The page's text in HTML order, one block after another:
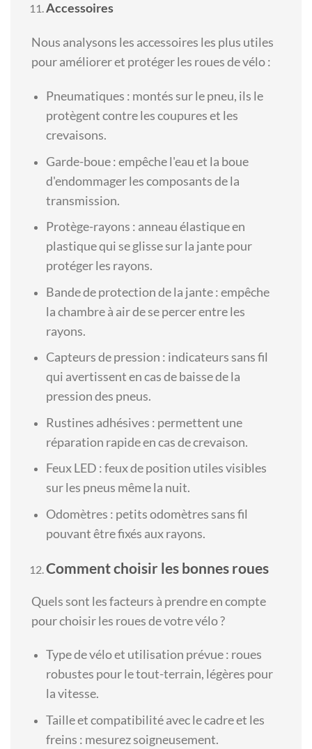
Accessoires
Nous analysons les accessoires les plus utiles
pour améliorer et protéger les roues de vélo :
Pneumatiques : montés sur le pneu, ils le
protègent contre les coupures et les
crevaisons.
Garde-boue : empêche l'eau et la boue
d'endommager les composants de la
transmission.
Protège-rayons : anneau élastique en
plastique qui se glisse sur la jante pour
protéger les rayons.
Bande de protection de la jante : empêche
la chambre à air de se percer entre les
rayons.
Capteurs de pression : indicateurs sans fil
qui avertissent en cas de baisse de la
pression des pneus.
Rustines adhésives : permettent une
réparation rapide en cas de crevaison.
Feux LED : feux de position utiles visibles
sur les pneus même la nuit.
Odomètres : petits odomètres sans fil
pouvant être fixés aux rayons.
Comment choisir les bonnes roues
Quels sont les facteurs à prendre en compte
pour choisir les roues de votre vélo ?
Type de vélo et utilisation prévue : roues
robustes pour le tout-terrain, légères pour
la vitesse.
Taille et compatibilité avec le cadre et les
freins : mesurez soigneusement.